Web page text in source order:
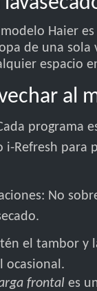
Haier
de una
espacio
al
programa
i-Refresh para
No
el tambor y
ocasional.
frontal es